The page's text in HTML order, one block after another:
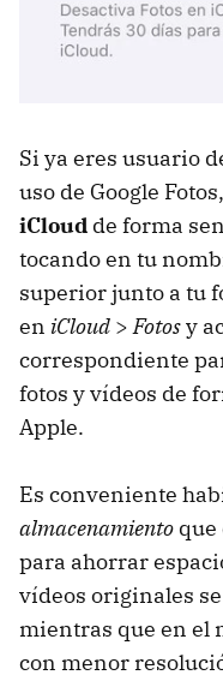
Si ya eres usuario
uso de Google
iCloud de forma
tocando en tu
superior junto a tu
en iCloud >Fotosy
correspondiente
fotos y vídeos de
Apple.
Es conveniente
almacenamiento
para ahorrar
vídeos originales
mientras que en el
con menor